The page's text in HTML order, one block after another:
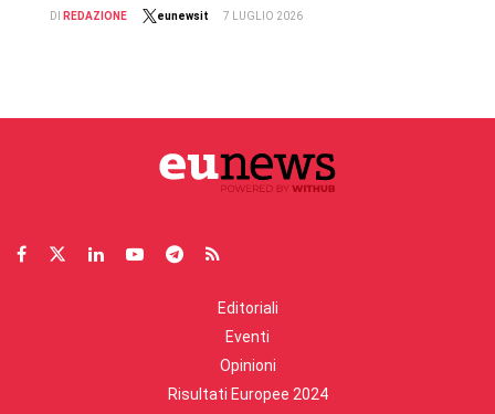
DI REDAZIONE eunewsit 7 LUGLIO 2026
Editoriali
Eventi
Opinioni
Risultati Europee 2024